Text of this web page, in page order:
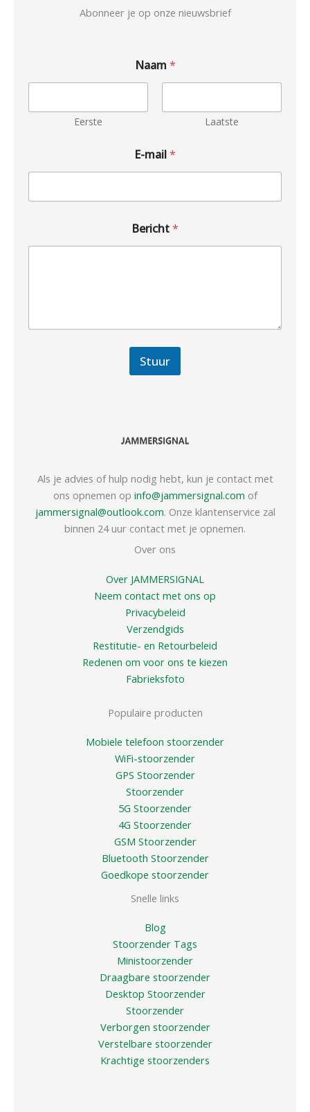
Abonneer je op onze nieuwsbrief
Naam *
Eerste Laatste
E-mail*
Bericht*
Stuur
Als je advies of hulp nodig hebt, kun je contact met
ons opnemen op info@jammersignal.com of
jammersignal@outlook.com. Onze klantenservice zal
binnen 24 uur contact met je opnemen.
Over ons
Over JAMMERSIGNAL
Neem contact met ons op
Privacybeleid
Verzendgids
Restitutie- en Retourbeleid
Redenen om voor ons te kiezen
Fabrieksfoto
Populaire producten
Mobiele telefoon stoorzender
WiFi-stoorzender
GPS Stoorzender
Stoorzender
5G Stoorzender
4G Stoorzender
GSM Stoorzender
Bluetooth Stoorzender
Goedkope stoorzender
Snelle links
Blog
Stoorzender Tags
Ministoorzender
Draagbare stoorzender
Desktop Stoorzender
Stoorzender
Verborgen stoorzender
Verstelbare stoorzender
Krachtige stoorzenders